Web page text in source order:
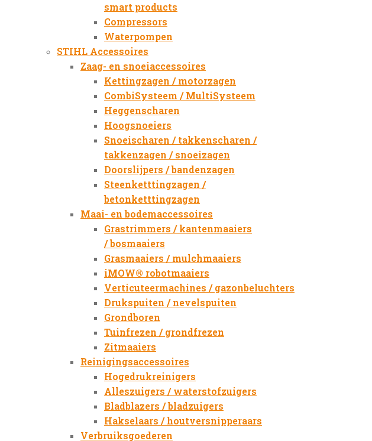
smart products
Compressors
Waterpompen
STIHL Accessoires
Zaag- en snoeiaccessoires
Kettingzagen / motorzagen
CombiSysteem / MultiSysteem
Heggenscharen
Hoogsnoeiers
Snoeischaren / takkenscharen /
takkenzagen / snoeizagen
Doorslijpers / bandenzagen
Steenketttingzagen /
betonketttingzagen
Maai- en bodemaccessoires
Grastrimmers / kantenmaaiers
/ bosmaaiers
Grasmaaiers / mulchmaaiers
iMOW® robotmaaiers
Verticuteermachines / gazonbeluchters
Drukspuiten / nevelspuiten
Grondboren
Tuinfrezen / grondfrezen
Zitmaaiers
Reinigingsaccessoires
Hogedrukreinigers
Alleszuigers / waterstofzuigers
Bladblazers / bladzuigers
Hakselaars / houtversnipperaars
Verbruiksgoederen